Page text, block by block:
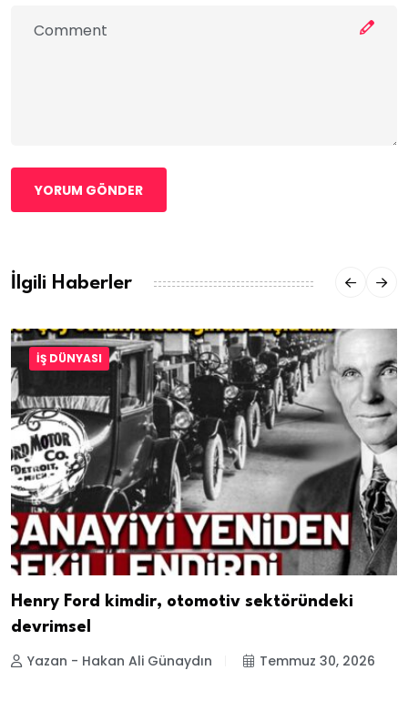
YORUM GÖNDER
İlgili Haberler
İŞ DÜNYASI
Henry Ford kimdir, otomotiv sektöründeki
devrimsel
Yazan - Hakan Ali Günaydın Temmuz 30, 2026